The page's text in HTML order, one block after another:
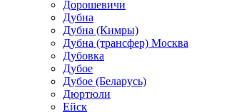
Дорошевичи
Дубна
Дубна (Кимры)
Дубна (трансфер) Москва
Дубовка
Дубое
Дубое (Беларусь)
Дюртюли
Ейск